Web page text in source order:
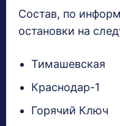
Состав, по
остановки на
Тимашевская
Краснодар-1
Горячий Ключ